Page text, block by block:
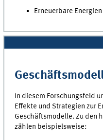
Erneuerbare Energien
In diesem Forschungsfeld
Effekte und Strategien zur
Geschäftsmodelle. Zu den
zählen beispielsweise: